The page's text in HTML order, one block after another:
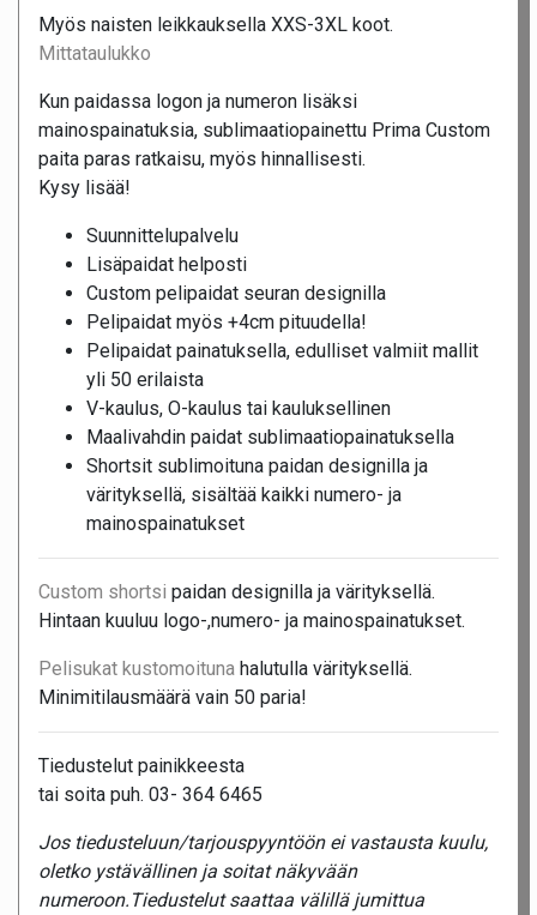
Myös naisten leikkauksella XXS-3XL koot.
Mittataulukko
Kun paidassa logon ja numeron lisäksi
mainospainatuksia, sublimaatiopainettu Prima Custom
paita paras ratkaisu, myös hinnallisesti.
Kysy lisää!
Suunnittelupalvelu
Lisäpaidat helposti
Custom pelipaidat seuran designilla
Pelipaidat myös +4cm pituudella!
Pelipaidat painatuksella, edulliset valmiit mallit
yli 50 erilaista
V-kaulus, O-kaulus tai kauluksellinen
Maalivahdin paidat sublimaatiopainatuksella
Shortsit sublimoituna paidan designilla ja
värityksellä, sisältää kaikki numero- ja
mainospainatukset
Custom shortsi paidan designilla ja värityksellä.
Hintaan kuuluu logo-,numero- ja mainospainatukset.
Pelisukat kustomoituna halutulla värityksellä.
Minimitilausmäärä vain 50 paria!
Tiedustelut painikkeesta
tai soita puh. 03- 364 6465
Jos tiedusteluun/tarjouspyyntöön ei vastausta kuulu,
oletko ystävällinen ja soitat näkyvään
numeroon.Tiedustelut saattaa välillä jumittua